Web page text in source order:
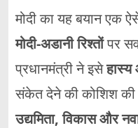
मोदी का यह बयान एक
मोदी-अडानी रिश्तोंपर
प्रधानमंत्री ने इसेहास्य
संकेत देने की कोशिश की
उद्यमिता, विकास और